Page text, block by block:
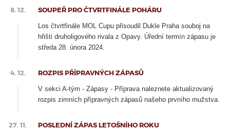
8. 12. SOUPEŘ PRO ČTVRTFINÁLE POHÁRU
Los čtvrtfinále MOL Cupu přisoudil Dukle Praha souboj na
hřišti druholigového rivala z Opavy. Úřední termín zápasu je
středa 28. února 2024.
4. 12. ROZPIS PŘÍPRAVNÝCH ZÁPASŮ
V sekci A-tým - Zápasy - Příprava naleznete aktualizovaný
rozpis zimních přípravných zápasů našeho prvního mužstva.
27. 11. POSLEDNÍ ZÁPAS LETOŠNÍHO ROKU